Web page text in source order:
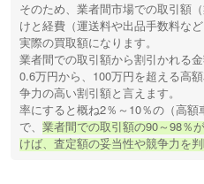
そのため、業者間市場での取引額
けと経費（運送料や出品手数料な
実際の買取額になります。
業者間での取引額から割引かれる
0.6万円から、100万円を超える高
争力の高い割引額と言えます。
率にすると概ね2％～10％の（高
で、業者間での取引額の90～98％
けば、査定額の妥当性や競争力を